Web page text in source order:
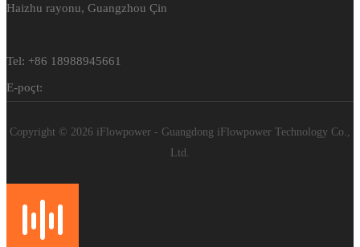
Haizhu rayonu, Guangzhou Çin
Tel: +86 18988945661
E-poçt:
Copyright © 2026 iFlowpower - Guangdong iFlowpower Technology Co.,
Ltd.